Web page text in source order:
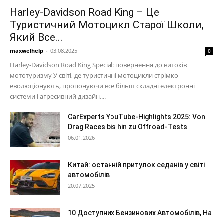
Harley-Davidson Road King – Це
Туристичний Мотоцикл Старої Школи,
Який Все...
maxwelhelp - 03.08.2025 0
Harley-Davidson Road King Special: повернення до витоків
мототуризму У світі, де туристичні мотоцикли стрімко
еволюціонують, пропонуючи все більш складні електронні
системи і агресивний дизайн,...
CarExperts YouTube-Highlights 2025: Von
Drag Races bis hin zu Offroad-Tests
06.01.2026
Китай: останній притулок седанів у світі
автомобілів
20.07.2025
10 Доступних Бензинових Автомобілів, На